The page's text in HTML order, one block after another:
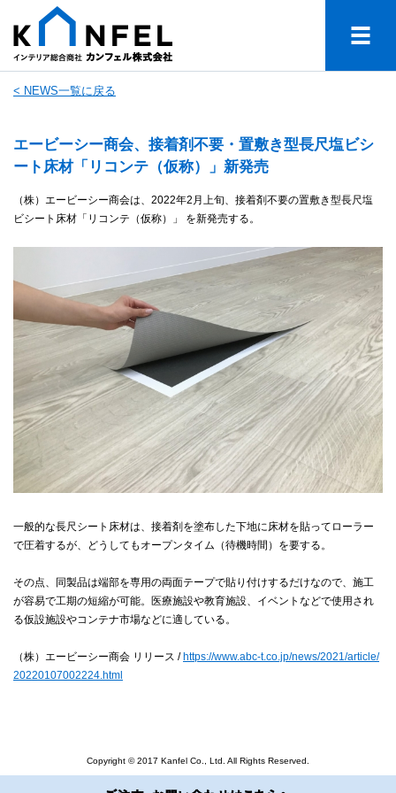
< NEWS一覧に戻る
エービーシー商会、接着剤不要・置敷き型長尺塩ビシ
ート床材「リコンテ（仮称）」新発売
（株）エービーシー商会は、2022年2月上旬、接着剤不要の置敷き型長尺塩
ビシート床材「リコンテ（仮称）」 を新発売する。
一般的な長尺シート床材は、接着剤を塗布した下地に床材を貼ってローラー
で圧着するが、どうしてもオープンタイム（待機時間）を要する。
その点、同製品は端部を専用の両面テープで貼り付けするだけなので、施工
が容易で工期の短縮が可能。医療施設や教育施設、イベントなどで使用され
る仮設施設やコンテナ市場などに適している。
（株）エービーシー商会 リリース / https://www.abc-t.co.jp/news/2021/article/
20220107002224.html
Copyright © 2017 Kanfel Co., Ltd. All Rights Reserved.